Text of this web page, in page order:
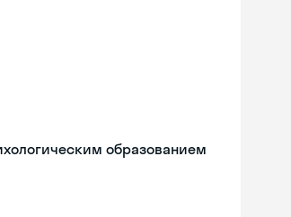
образованием